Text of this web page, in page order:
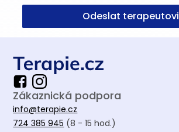
Odeslat terapeutovi
Zákaznická podpora
info@terapie.cz
724 385 945 (8 - 15 hod.)